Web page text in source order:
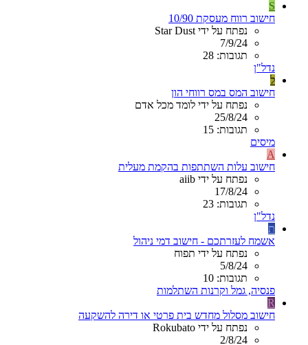
S
חישוב רווח מעסקת 10/90
נפתח על ידי Star Dust
7/9/24
תגובות: 28
נדל"ן
ל
חישוב המס במס רווחי הון
נפתח על ידי לומד מכל אדם
25/8/24
תגובות: 15
מיסים
A
חישוב עלות השתתפות בהקמת מעלית
נפתח על ידי aiib
17/8/24
תגובות: 23
נדל"ן
ת
אשמח לעזרתכם - חישוב דמי ניהול
נפתח על ידי תפוח
5/8/24
תגובות: 10
פנסיה, גמל וקרנות השתלמות
R
חישוב מסלול מחדש בית פרטי או דירה להשקעה
נפתח על ידי Rokubato
2/8/24